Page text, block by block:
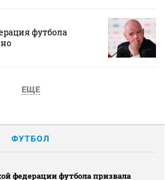
футбола
ЕЩЕ
ФУТБОЛ
федерации футбола призвала